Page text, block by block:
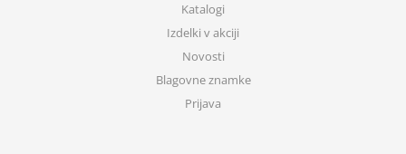
Katalogi
Izdelki v akciji
Novosti
Blagovne znamke
Prijava